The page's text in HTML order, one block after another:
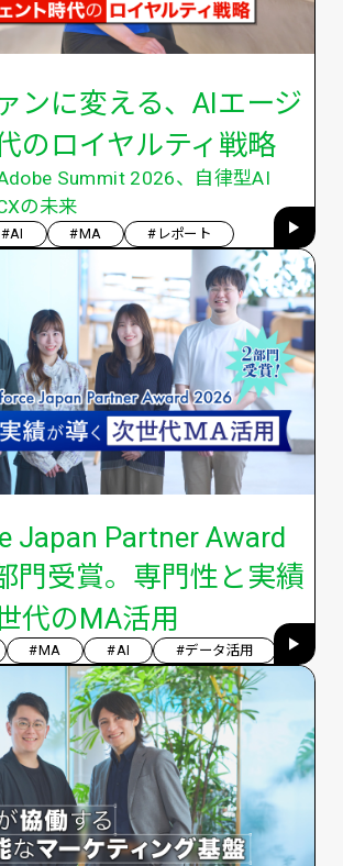
ンに変える、AIエージ
のロイヤルティ戦略
Adobe Summit 2026、自律型AI
の未来
#AI #MA #レポート
Japan Partner Award
門受賞。専門性と実績
代のMA活用
#MA #AI #データ活用